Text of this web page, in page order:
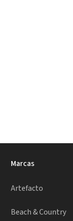
Marcas
Artefacto
Beach & Country